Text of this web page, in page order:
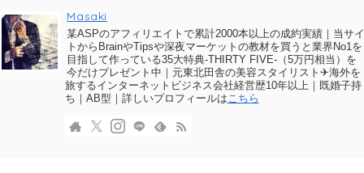
Masaki
某ASPのアフィリエイトで累計2000本以上の成約実績｜当サ
トからBrainやTipsや深夜マーケットの教材を買うと業界No1を
目指して作っている35大特典-THIRTY FIVE-（5万円相当）を
今だけプレゼント中｜元東北田舎の美容スタイリスト✈海外を
旅するインターネットビジネス会社経営歴10年以上｜既婚子持
ち｜AB型｜詳しいプロフィールはこちら